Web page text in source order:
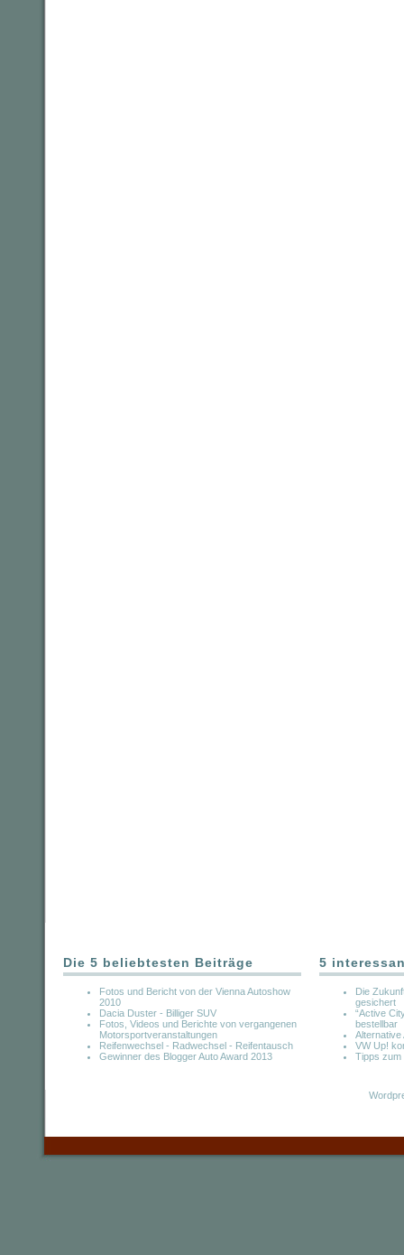
Die 5 beliebtesten Beiträge
Fotos und Bericht von der Vienna Autoshow
2010
Dacia Duster - Billiger SUV
Fotos, Videos und Berichte von vergangenen
Motorsportveranstaltungen
Reifenwechsel - Radwechsel - Reifentausch
Gewinner des Blogger Auto Award 2013
5
Die
gesichert
“Active
bestellbar
Alternative
VW Up!
Tipps zum